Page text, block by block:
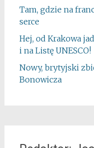
Tam, gdzie na
serce
Hej, od Krakowa
i na Listę UNESCO!
Nowy, brytyjski
Bonowicza